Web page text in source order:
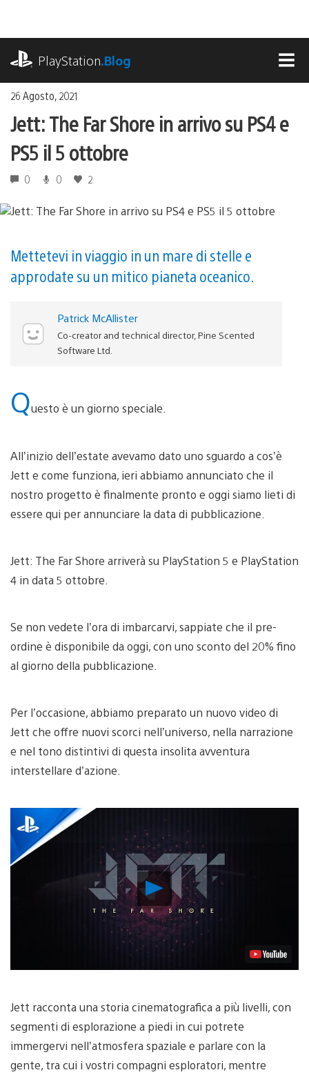
contenuto
PlayStation.Blog
26 Agosto, 2021
Jett: The Far Shore in arrivo su PS4 e
PS5 il 5 ottobre
0 0 2
Mettetevi in viaggio in un mare di stelle e
approdate su un mitico pianeta oceanico.
Patrick McAllister
Co-creator and technical director, Pine Scented
Software Ltd.
Questo è un giorno speciale.
All’inizio dell’estate avevamo dato uno sguardo a cos’è
Jett e come funziona, ieri abbiamo annunciato che il
nostro progetto è finalmente pronto e oggi siamo lieti di
essere qui per annunciare la data di pubblicazione.
Jett: The Far Shore arriverà su PlayStation 5 e PlayStation
4 in data 5 ottobre.
Se non vedete l’ora di imbarcarvi, sappiate che il pre-
ordine è disponibile da oggi, con uno sconto del 20% fino
al giorno della pubblicazione.
Per l’occasione, abbiamo preparato un nuovo video di
Jett che offre nuovi scorci nell’universo, nella narrazione
e nel tono distintivi di questa insolita avventura
interstellare d’azione.
Riproduci
video
Jett racconta una storia cinematografica a più livelli, con
segmenti di esplorazione a piedi in cui potrete
immergervi nell’atmosfera spaziale e parlare con la
gente, tra cui i vostri compagni esploratori, mentre